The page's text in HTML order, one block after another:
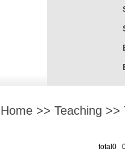
Home >> Teaching >>
total0